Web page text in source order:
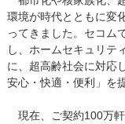
環境が時代とともに変
ってきました。セコム
し、ホームセキュリテ
に、超高齢社会に対応
安心・快適・便利」を
現在、ご契約100万